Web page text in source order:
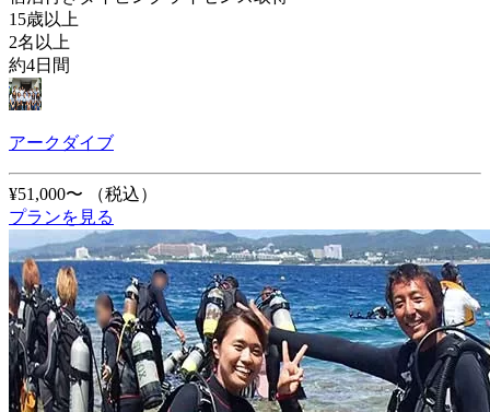
15歳以上
2名以上
約4日間
アークダイブ
¥51,000〜
（税込）
プランを見る